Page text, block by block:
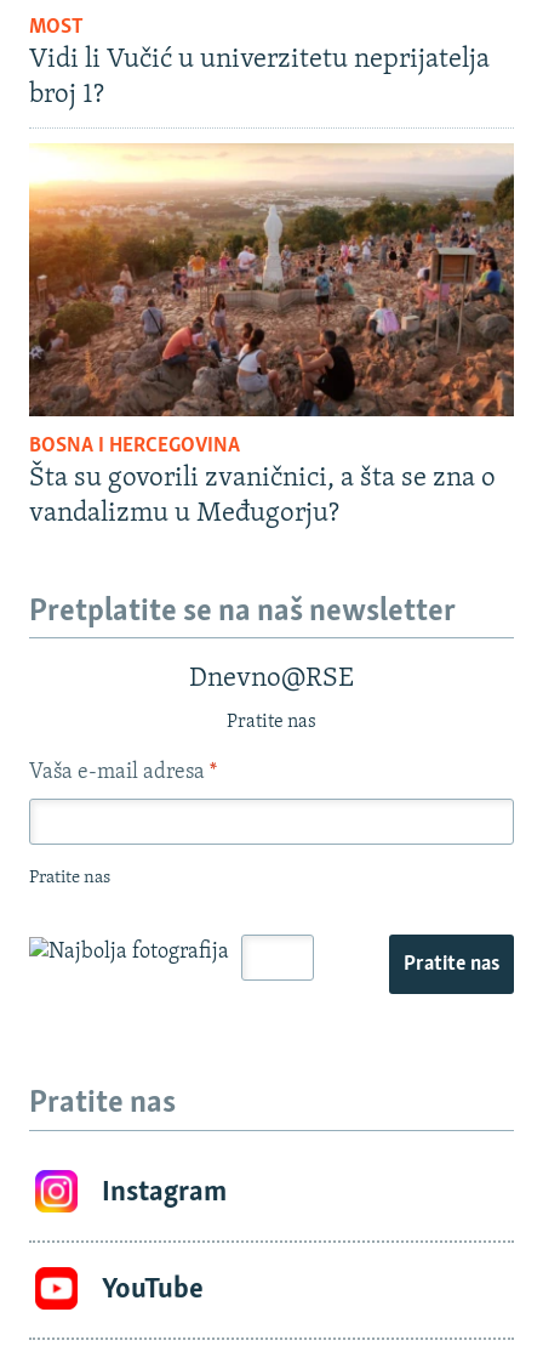
MOST
Vidi li Vučić u univerzitetu neprijatelja
broj 1?
BOSNA I HERCEGOVINA
Šta su govorili zvaničnici, a šta se zna o
vandalizmu u Međugorju?
Pretplatite se na naš newsletter
Dnevno@RSE
Pratite nas
Vaša e-mail adresa *
Pratite nas
Pratite nas
Pratite nas
Instagram
YouTube